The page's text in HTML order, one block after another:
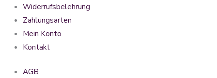
Widerrufsbelehrung
Zahlungsarten
Mein Konto
Kontakt
AGB